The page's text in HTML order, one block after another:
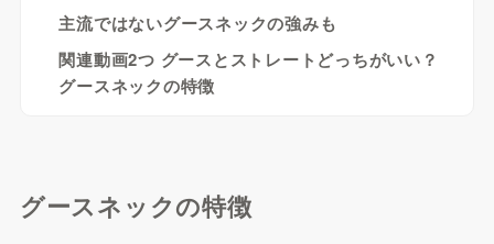
主流ではないグースネックの強みも
関連動画2つ グースとストレートどっちがいい？
グースネックの特徴
グースネックの特徴